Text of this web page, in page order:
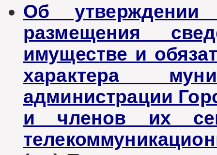
Об
размещения
имуществе и
характера
администрации
и членов их